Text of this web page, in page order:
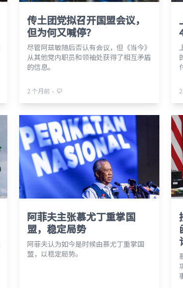
传土团党拟召开国盟会议，
但为何又喊停？
尽管阿兹敏随后否认有会议，但《当今》
从其他党内职员和领袖处获得了相互矛盾
的信息。
2 个月前 ⋅
阿菲夫主张慕尤丁重掌国
盟，稳定局势
阿菲夫认为如今是时候由慕尤丁重掌国
盟，以稳定局势。